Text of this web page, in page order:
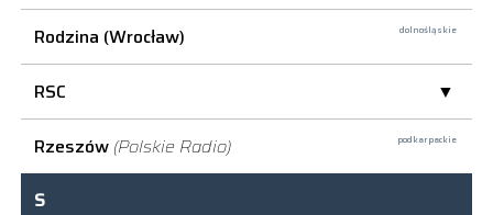
Rodzina (Wrocław) dolnośląskie
RSC
Rzeszów (Polskie Radio) podkarpackie
S